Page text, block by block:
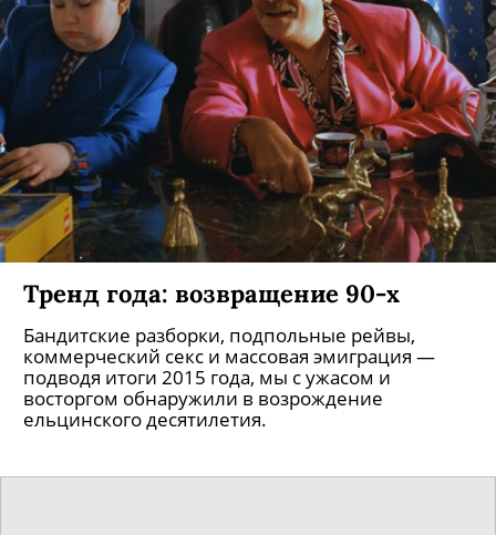
Тренд года: возвращение 90-х
Бандитские разборки, подпольные рейвы,
коммерческий секс и массовая эмиграция —
подводя итоги 2015 года, мы с ужасом и
восторгом обнаружили в возрождение
ельцинского десятилетия.